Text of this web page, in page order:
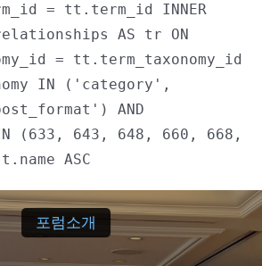
= tt.term_id INNER
AS tr ON
= tt.term_taxonomy_id
IN ('category',
AND
(633, 643, 648, 660, 668,
ASC
포럼소개